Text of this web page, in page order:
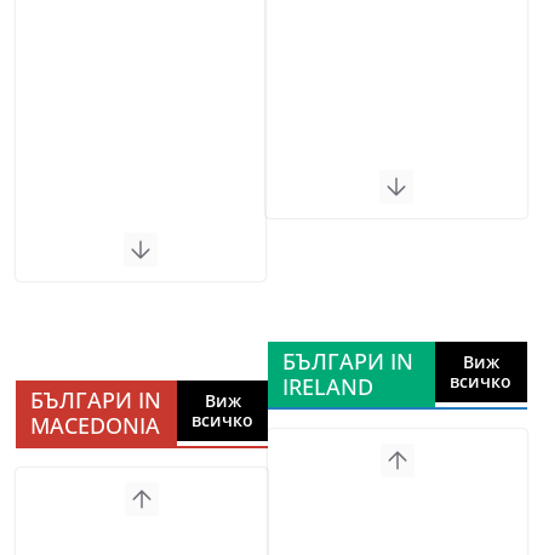
БЪЛГАРИ IN
MACEDONIA
Виж
всичко
БЪЛГАРИ IN
IRELAND
Виж
всичко